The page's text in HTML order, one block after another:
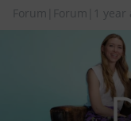
Forum|Forum|1 year